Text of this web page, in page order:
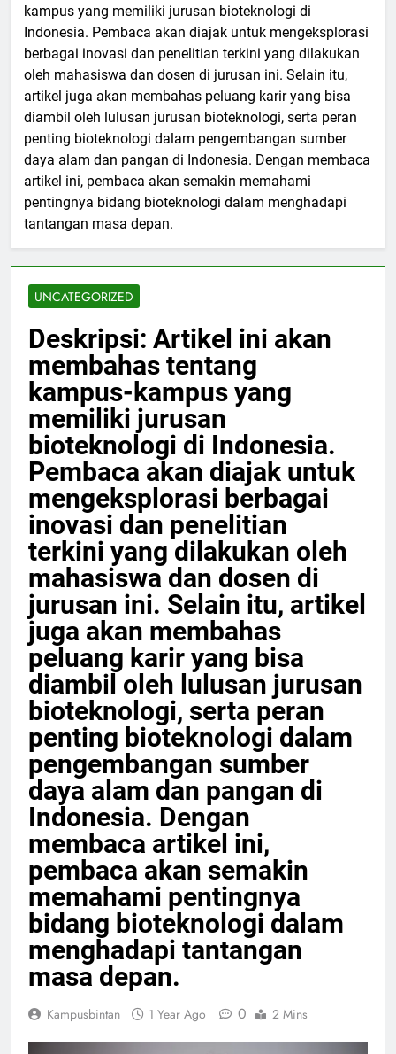
kampus yang memiliki jurusan bioteknologi di
Indonesia. Pembaca akan diajak untuk mengeksplorasi
berbagai inovasi dan penelitian terkini yang dilakukan
oleh mahasiswa dan dosen di jurusan ini. Selain itu,
artikel juga akan membahas peluang karir yang bisa
diambil oleh lulusan jurusan bioteknologi, serta peran
penting bioteknologi dalam pengembangan sumber
daya alam dan pangan di Indonesia. Dengan membaca
artikel ini, pembaca akan semakin memahami
pentingnya bidang bioteknologi dalam menghadapi
tantangan masa depan.
UNCATEGORIZED
Deskripsi: Artikel ini akan
membahas tentang
kampus-kampus yang
memiliki jurusan
bioteknologi di Indonesia.
Pembaca akan diajak untuk
mengeksplorasi berbagai
inovasi dan penelitian
terkini yang dilakukan oleh
mahasiswa dan dosen di
jurusan ini. Selain itu, artikel
juga akan membahas
peluang karir yang bisa
diambil oleh lulusan jurusan
bioteknologi, serta peran
penting bioteknologi dalam
pengembangan sumber
daya alam dan pangan di
Indonesia. Dengan
membaca artikel ini,
pembaca akan semakin
memahami pentingnya
bidang bioteknologi dalam
menghadapi tantangan
masa depan.
Kampusbintan 1 Year Ago 0 2 Mins